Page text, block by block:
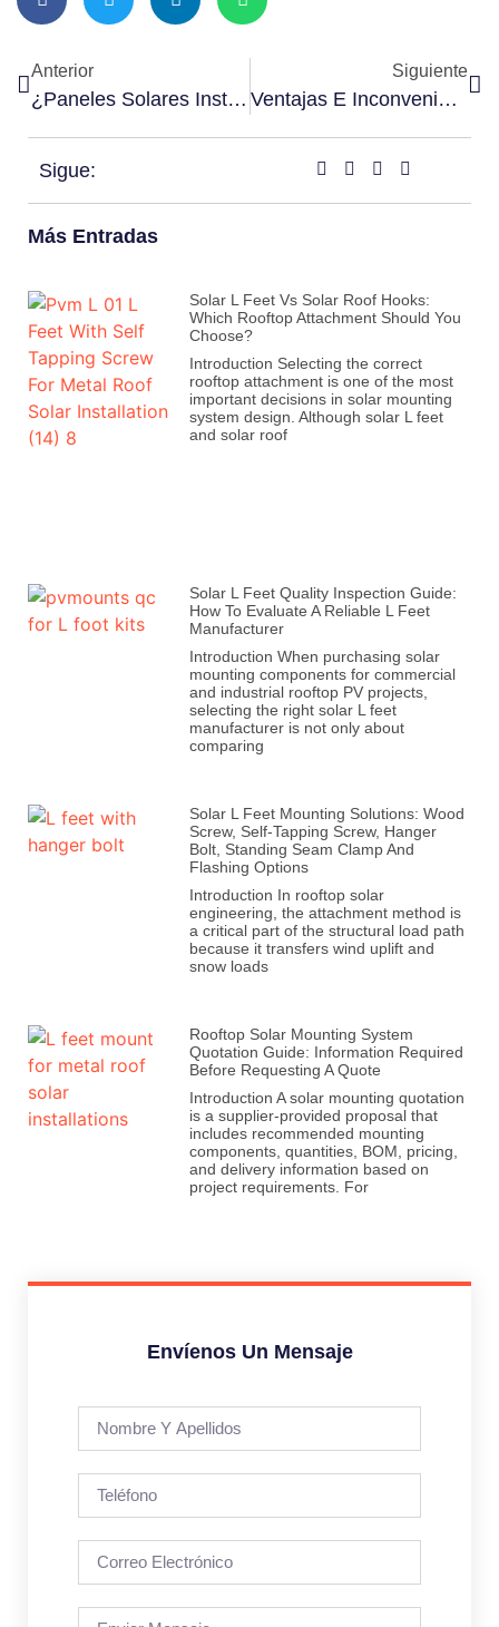
Anterior
¿Paneles Solares Instalados En El Suelo O En El Tejado?
Siguiente
Ventajas E Inconvenientes De Los Soportes De Paneles Solares Para Tejados
Sigue:
Más Entradas
Solar L Feet Vs Solar Roof Hooks:
Which Rooftop Attachment Should You
Choose?
Introduction Selecting the correct
rooftop attachment is one of the most
important decisions in solar mounting
system design. Although solar L feet
and solar roof
Solar L Feet Quality Inspection Guide:
How To Evaluate A Reliable L Feet
Manufacturer
Introduction When purchasing solar
mounting components for commercial
and industrial rooftop PV projects,
selecting the right solar L feet
manufacturer is not only about
comparing
Solar L Feet Mounting Solutions: Wood
Screw, Self-Tapping Screw, Hanger
Bolt, Standing Seam Clamp And
Flashing Options
Introduction In rooftop solar
engineering, the attachment method is
a critical part of the structural load path
because it transfers wind uplift and
snow loads
Rooftop Solar Mounting System
Quotation Guide: Information Required
Before Requesting A Quote
Introduction A solar mounting quotation
is a supplier-provided proposal that
includes recommended mounting
components, quantities, BOM, pricing,
and delivery information based on
project requirements. For
Envíenos Un Mensaje